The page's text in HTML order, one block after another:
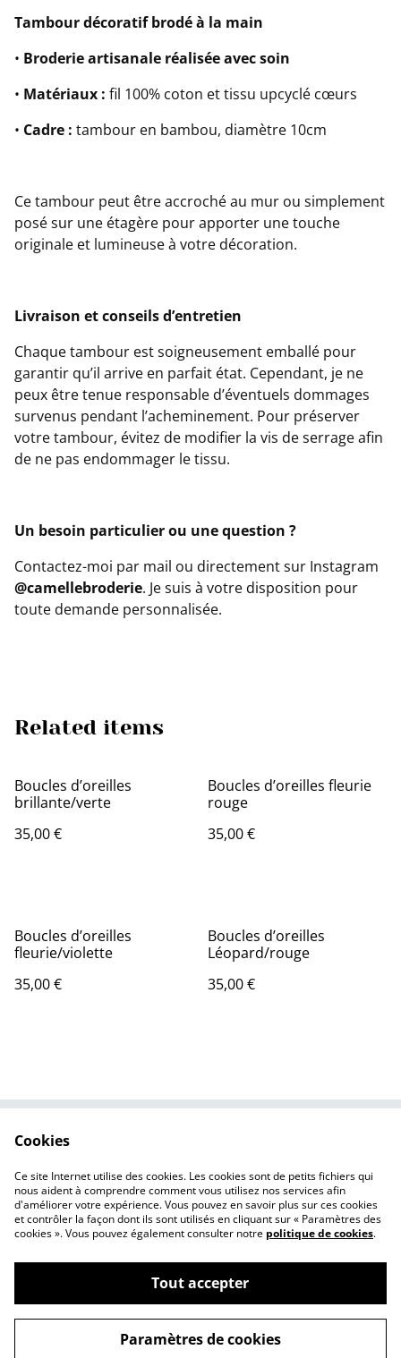
Tambour décoratif brodé à la main
• Broderie artisanale réalisée avec soin
• Matériaux : fil 100% coton et tissu upcyclé cœurs
• Cadre : tambour en bambou, diamètre 10cm
Ce tambour peut être accroché au mur ou simplement
posé sur une étagère pour apporter une touche
originale et lumineuse à votre décoration.
Livraison et conseils d’entretien
Chaque tambour est soigneusement emballé pour
garantir qu’il arrive en parfait état. Cependant, je ne
peux être tenue responsable d’éventuels dommages
survenus pendant l’acheminement. Pour préserver
votre tambour, évitez de modifier la vis de serrage afin
de ne pas endommager le tissu.
Un besoin particulier ou une question ?
Contactez-moi par mail ou directement sur Instagram
@camellebroderie. Je suis à votre disposition pour
toute demande personnalisée.
Related items
Boucles d’oreilles
brillante/verte
35,00 €
Boucles d’oreilles fleurie
rouge
35,00 €
Boucles d’oreilles
fleurie/violette
35,00 €
Boucles d’oreilles
Léopard/rouge
35,00 €
Politique de
confidentialité
Politique de cookies
©2026Camelle Broderie éco créative
powered by
Cookies
Ce site Internet utilise des cookies. Les cookies sont de petits fichiers qui
nous aident à comprendre comment vous utilisez nos services afin
d'améliorer votre expérience. Vous pouvez en savoir plus sur ces cookies
et contrôler la façon dont ils sont utilisés en cliquant sur « Paramètres des
cookies ». Vous pouvez également consulter notre politique de cookies.
Tout accepter
Paramètres de cookies